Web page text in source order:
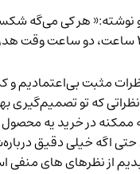
هر کی می‌گه
نظرات مثبت
از نظراتی که تو
ممکنه در خرید یه
حتی اگه خیلی دقیق
از نظرهای های منفی